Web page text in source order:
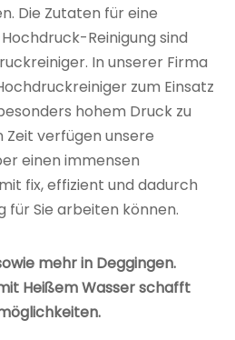
Die Zutaten für eine
Reinigung sind
In unserer Firma
zum Einsatz
hohem Druck zu
Zeit verfügen unsere
einen immensen
fix, effizient und dadurch
für Sie arbeiten können.
mehr in Deggingen.
Heißem Wasser schafft